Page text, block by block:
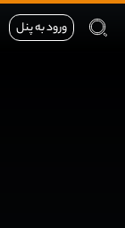
ورود به پنل